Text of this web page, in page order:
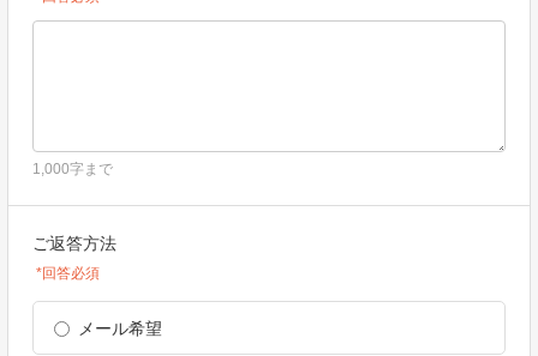
1,000字まで
ご返答方法
*回答必須
メール希望